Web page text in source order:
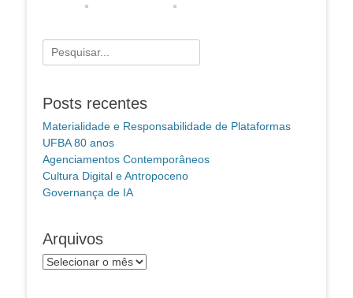
Pesquisar
por:
Posts recentes
Materialidade e Responsabilidade de Plataformas
UFBA 80 anos
Agenciamentos Contemporâneos
Cultura Digital e Antropoceno
Governança de IA
Arquivos
Arquivos